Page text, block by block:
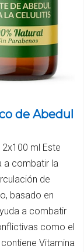
de Abedul
ml Este
a combatir la
de
basado en
a combatir
como el
Vitamina